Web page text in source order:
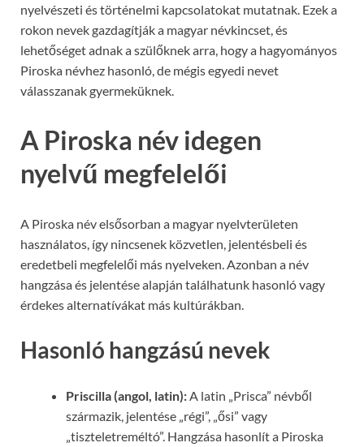
nyelvészeti és történelmi kapcsolatokat mutatnak. Ezek a
rokon nevek gazdagítják a magyar névkincset, és
lehetőséget adnak a szülőknek arra, hogy a hagyományos
Piroska névhez hasonló, de mégis egyedi nevet
válasszanak gyermeküknek.
A Piroska név idegen
nyelvű megfelelői
A Piroska név elsősorban a magyar nyelvterületen
használatos, így nincsenek közvetlen, jelentésbeli és
eredetbeli megfelelői más nyelveken. Azonban a név
hangzása és jelentése alapján találhatunk hasonló vagy
érdekes alternatívákat más kultúrákban.
Hasonló hangzású nevek
Priscilla (angol, latin): A latin „Prisca” névből
származik, jelentése „régi”, „ősi” vagy
„tiszteletreméltó”. Hangzása hasonlít a Piroska